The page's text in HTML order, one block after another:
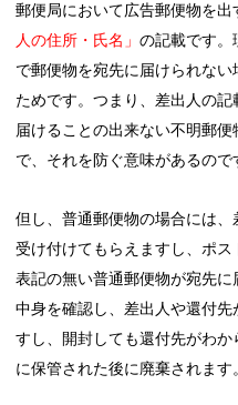
郵便局において広告郵便物を
人の住所・氏名」の記載です。
で郵便物を宛先に届けられな
ためです。つまり、差出人の
届けることの出来ない不明郵
で、それを防ぐ意味があるので
但し、普通郵便物の場合には
受け付けてもらえますし、ポ
表記の無い普通郵便物が宛先
中身を確認し、差出人や還付
すし、開封しても還付先がわ
に保管された後に廃棄されます